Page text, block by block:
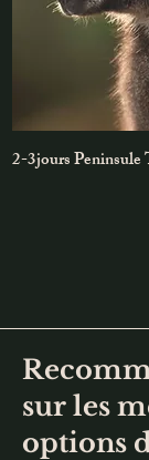
2-3jours Peninsule
sur les
options